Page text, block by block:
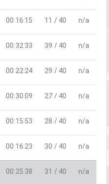
00:16:15 11 / 40 n/a
00:32:33 39 / 40 n/a
00:22:24 29 / 40 n/a
00:30:09 27 / 40 n/a
00:15:53 28 / 40 n/a
00:16:23 30 / 40 n/a
00:25:38 31 / 40 n/a